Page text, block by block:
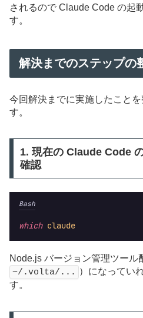
されるので Claude Code の起
す。
解決までのステップの
今回解決までに実施したこと
す。
1. 現在の Claude Code
確認
Bash
which claude
Node.js バージョン管理ツール
~/.volta/... ）になってい
す。